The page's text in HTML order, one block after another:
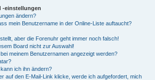
-einstellungen
ändern?
mein Benutzername in der Online-Liste auftaucht?
aber die Forenuhr geht immer noch falsch!
Board nicht zur Auswahl!
meinem Benutzernamen angezeigt werden?
ich ihn ändern?
auf den E-Mail-Link klicke, werde ich aufgefordert, mich